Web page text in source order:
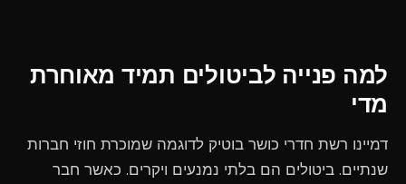
למה פנייה לביטולים תמיד מאוחרת
מדי
דמיינו רשת חדרי כושר בוטיק לדוגמה שמוכרת חוזי חברות
שנתיים. ביטולים הם בלתי נמנעים ויקרים. כאשר חבר